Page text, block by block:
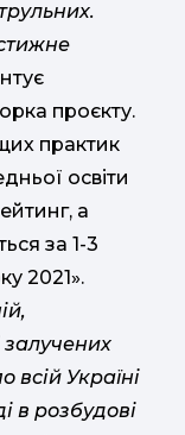
проєкту.
практик
освіти
а
за 1-3
2021».
залучених
всій Україні
в розбудові